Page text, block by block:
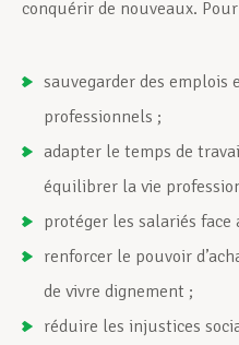
conquérir de nouveaux. Pour
sauvegarder des emplois
professionnels ;
adapter le temps de
équilibrer la vie
protéger les salariés
renforcer le pouvoir
de vivre dignement ;
réduire les injustices